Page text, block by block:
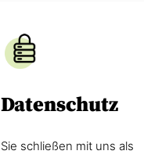
Datenschutz
Sie schließen mit uns als